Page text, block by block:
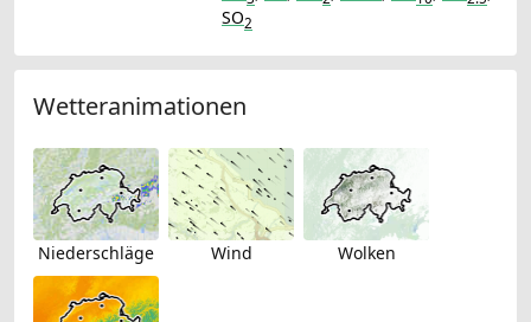
SO2
Wetteranimationen
Niederschläge Wind Wolken